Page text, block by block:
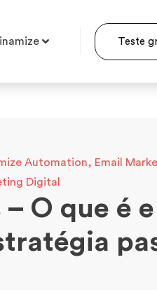
Teste
Automation, Email
Digital
O que é e